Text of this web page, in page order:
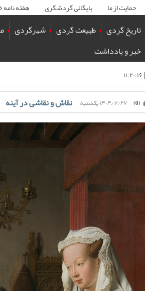
حمایت از ما بایگانی گردشگری هفته
تاریخ گردی طبیعت گردی شهرگردی
خبر و یادداشت
۱۴۰۴/۷/۲۷ يكشنبه (
0
) نقاش و نقاشی در آینه